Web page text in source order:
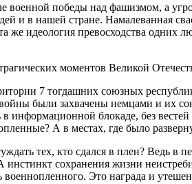
военной победы над фашизмом, а
и в нашей стране. Намалеванная
же идеология превосходства одних
моментов Великой
7 тогдашних союзных
были захвачены немцами и их
информационной блокаде, без
А в местах, где было
тех, кто сдался в плен? Ведь в
сохранения жизни
Это награда и